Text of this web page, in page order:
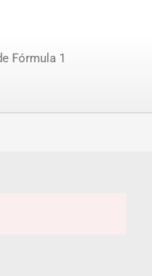
Fórmula 1